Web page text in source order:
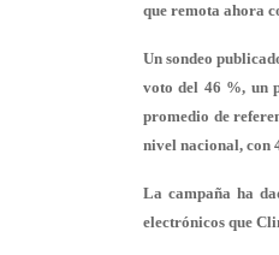
que remota ahora
Un sondeo
voto del 46 %, un
promedio de
nivel nacional, con
La campaña ha
electrónicos que